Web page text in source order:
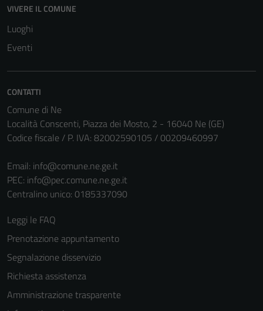
VIVERE IL COMUNE
Luoghi
Eventi
CONTATTI
Comune di Ne
Località Conscenti, Piazza dei Mosto, 2 - 16040 Ne (GE)
Codice fiscale / P. IVA: 82002590105 / 00209460997
Email: info@comune.ne.ge.it
PEC: info@pec.comune.ne.ge.it
Centralino unico: 0185337090
Leggi le FAQ
Prenotazione appuntamento
Segnalazione disservizio
Richiesta assistenza
Amministrazione trasparente